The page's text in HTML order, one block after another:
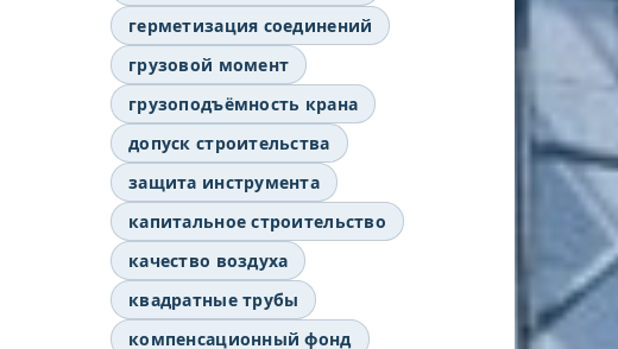
герметизация соединений
грузовой момент
грузоподъёмность крана
допуск строительства
защита инструмента
капитальное строительство
качество воздуха
квадратные трубы
компенсационный фонд